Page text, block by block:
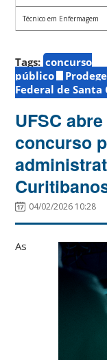
Técnico em Enfermagem
Tags: concurso
público
Federal de Santa
UFSC
concurso
04/02/2026 10:28
As